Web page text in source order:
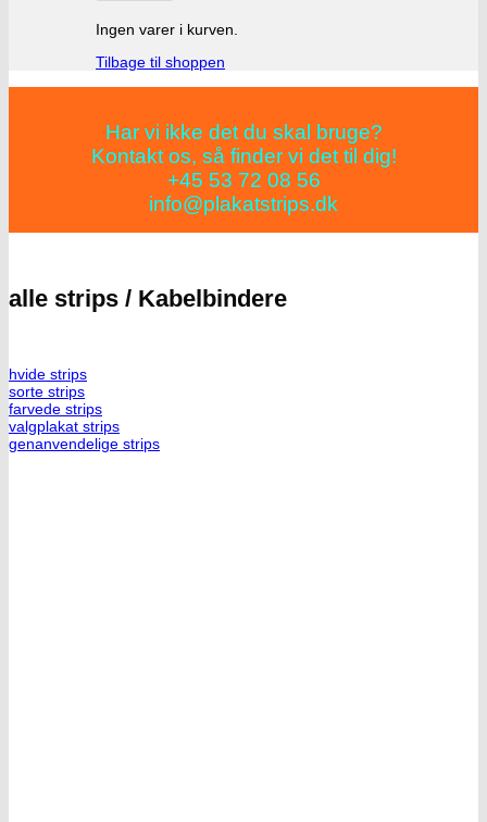
Ingen varer i kurven.
Tilbage til shoppen
Har vi ikke det du skal bruge?
Kontakt os, så finder vi det til dig!
+45 53 72 08 56
info@plakatstrips.dk
alle strips / Kabelbindere
hvide strips
sorte strips
farvede strips
valgplakat strips
genanvendelige strips